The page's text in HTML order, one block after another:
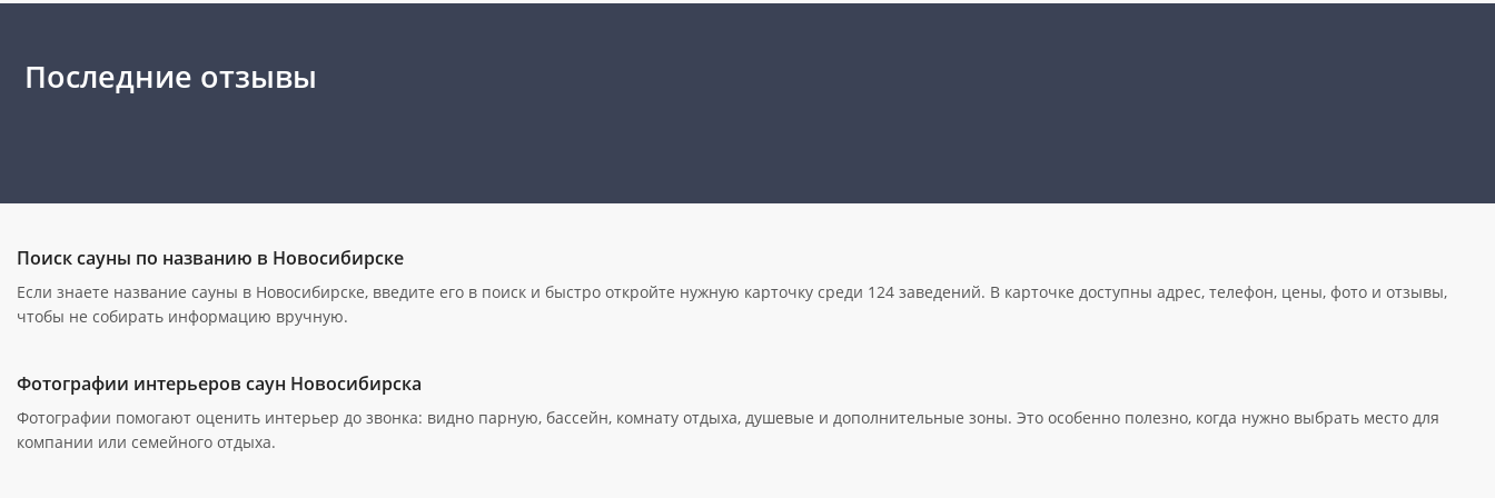
Последние отзывы
Поиск сауны по названию в Новосибирске
Если знаете название сауны в Новосибирске, введите его в поиск и быстро откройте нужную карточку среди 124 заведений. В карточке доступны адрес, телефон, цены, фото и отзывы,
чтобы не собирать информацию вручную.
Фотографии интерьеров саун Новосибирска
Фотографии помогают оценить интерьер до звонка: видно парную, бассейн, комнату отдыха, душевые и дополнительные зоны. Это особенно полезно, когда нужно выбрать место для
компании или семейного отдыха.